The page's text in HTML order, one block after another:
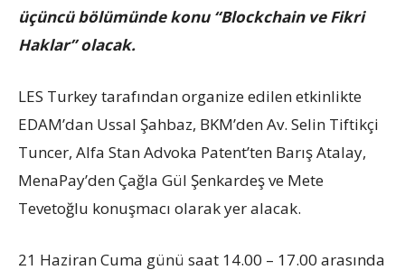
üçüncü bölümünde konu “Blockchain ve Fikri
Haklar” olacak.
LES Turkey tarafından organize edilen etkinlikte
EDAM’dan Ussal Şahbaz, BKM’den Av. Selin Tiftikçi
Tuncer, Alfa Stan Advoka Patent’ten Barış Atalay,
MenaPay’den Çağla Gül Şenkardeş ve Mete
Tevetoğlu konuşmacı olarak yer alacak.
21 Haziran Cuma günü saat 14.00 – 17.00 arasında